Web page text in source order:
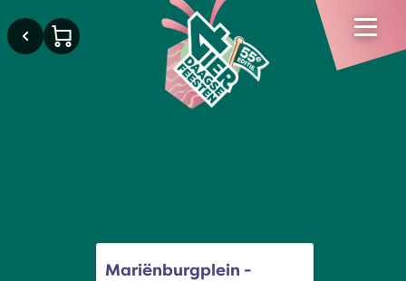
Mariënburgplein -